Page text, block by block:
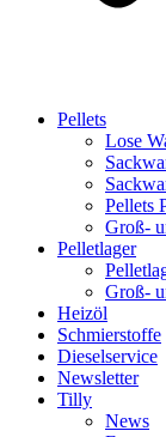
Pellets
Lose
Pellets
Groß-
Pelletlager
Groß-
Heizöl
Schmierstoffe
Dieselservice
Newsletter
Tilly
News